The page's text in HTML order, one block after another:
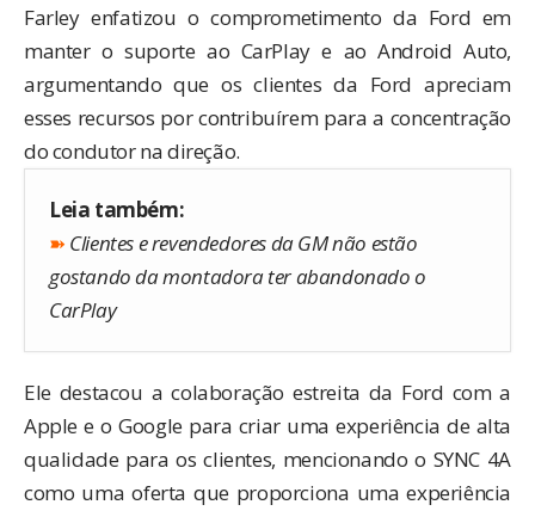
Farley enfatizou o comprometimento da Ford em
manter o suporte ao CarPlay e ao Android Auto,
argumentando que os clientes da Ford apreciam
esses recursos por contribuírem para a concentração
do condutor na direção.
Leia também:
➽ Clientes e revendedores da GM não estão
gostando da montadora ter abandonado o
CarPlay
Ele destacou a colaboração estreita da Ford com a
Apple e o Google para criar uma experiência de alta
qualidade para os clientes, mencionando o SYNC 4A
como uma oferta que proporciona uma experiência